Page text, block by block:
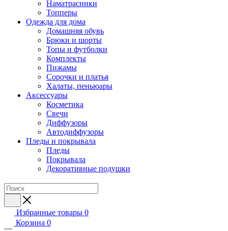
Наматрасники
Топперы
Одежда для дома
Домашняя обувь
Брюки и шорты
Топы и футболки
Комплекты
Пижамы
Сорочки и платья
Халаты, пеньюары
Аксессуары
Косметика
Свечи
Диффузоры
Автодиффузоры
Пледы и покрывала
Пледы
Покрывала
Декоративные подушки
Избранные товары 0
Корзина 0